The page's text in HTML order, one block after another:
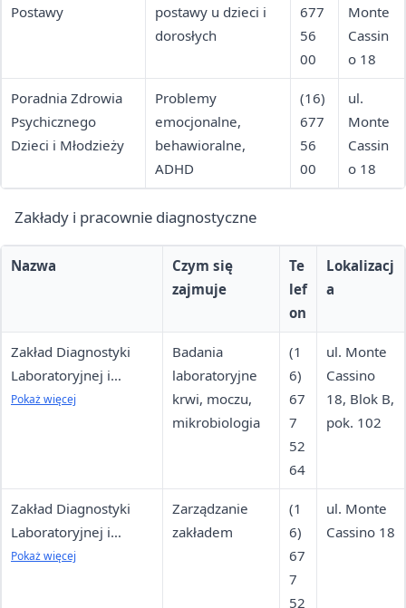
Postawy
postawy u dzieci i
dorosłych
677
56
00
Monte
Cassin
o 18
Poradnia Zdrowia
Psychicznego
Dzieci i Młodzieży
Problemy
emocjonalne,
behawioralne,
ADHD
(16)
677
56
00
ul.
Monte
Cassin
o 18
Zakłady i pracownie diagnostyczne
Nazwa
Czym się
zajmuje
Te
lef
on
Lokalizacj
a
Zakład Diagnostyki
Laboratoryjnej i
Mikrobiologicznej —
Pokaż więcej
Badania
laboratoryjne
krwi, moczu,
mikrobiologia
(1
6)
67
7
52
64
ul. Monte
Cassino
18, Blok B,
pok. 102
Zakład Diagnostyki
Laboratoryjnej i
Mikrobiologicznej —
Pokaż więcej
Zarządzanie
zakładem
(1
6)
67
7
52
ul. Monte
Cassino 18